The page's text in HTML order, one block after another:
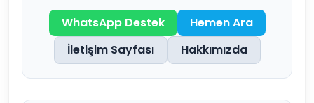
WhatsApp Destek
Hemen Ara
İletişim Sayfası
Hakkımızda